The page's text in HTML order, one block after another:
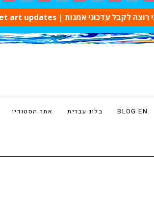
אתר הסטודיו בלוג עברית BLOG EN